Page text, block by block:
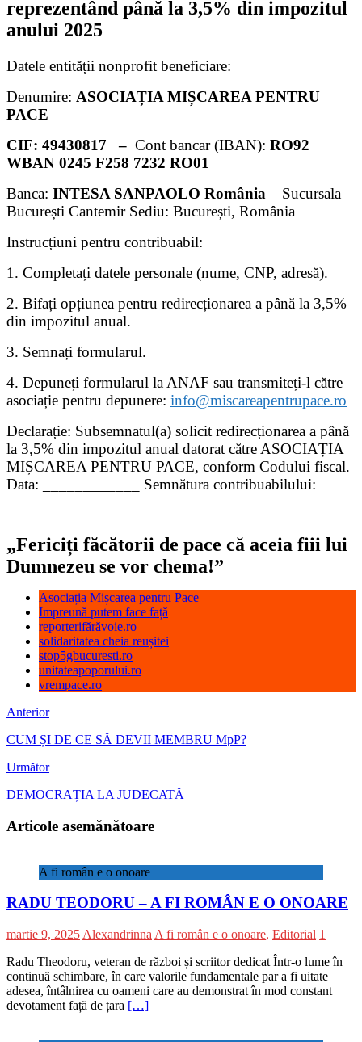
reprezentând până la 3,5% din impozitul
anului 2025
Datele entității nonprofit beneficiare:
Denumire: ASOCIAȚIA MIȘCAREA PENTRU
PACE
CIF: 49430817 – Cont bancar (IBAN): RO92
WBAN 0245 F258 7232 RO01
Banca: INTESA SANPAOLO România – Sucursala
București Cantemir Sediu: București, România
Instrucțiuni pentru contribuabil:
1. Completați datele personale (nume, CNP, adresă).
2. Bifați opțiunea pentru redirecționarea a până la 3,5%
din impozitul anual.
3. Semnați formularul.
4. Depuneți formularul la ANAF sau transmiteți-l către
asociație pentru depunere: info@miscareapentrupace.ro
Declarație: Subsemnatul(a) solicit redirecționarea a până
la 3,5% din impozitul anual datorat către ASOCIAȚIA
MIȘCAREA PENTRU PACE, conform Codului fiscal.
Data: ____________ Semnătura contribuabilului:
„Fericiți făcătorii de pace că aceia fiii lui
Dumnezeu se vor chema!”
Asociația Mișcarea pentru Pace
Impreună putem face față
reporterifărăvoie.ro
solidaritatea cheia reușitei
stop5gbucuresti.ro
unitateapoporului.ro
vrempace.ro
Anterior
CUM ȘI DE CE SĂ DEVII MEMBRU MpP?
Următor
DEMOCRAȚIA LA JUDECATĂ
Articole asemănătoare
A fi român e o onoare
RADU TEODORU – A FI ROMÂN E O ONOARE
martie 9, 2025 Alexandrinna A fi român e o onoare, Editorial 1
Radu Theodoru, veteran de război și scriitor dedicat Într-o lume în
continuă schimbare, în care valorile fundamentale par a fi uitate
adesea, întâlnirea cu oameni care au demonstrat în mod constant
devotament față de țara […]